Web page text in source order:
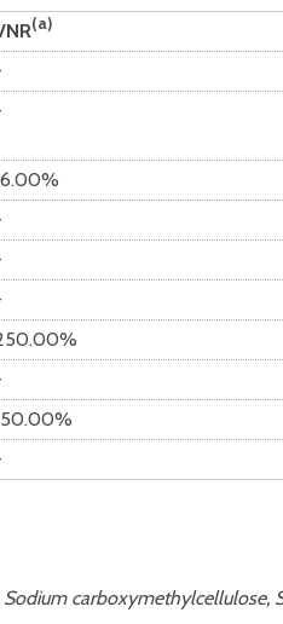
(a)
carboxymethylcellulose,